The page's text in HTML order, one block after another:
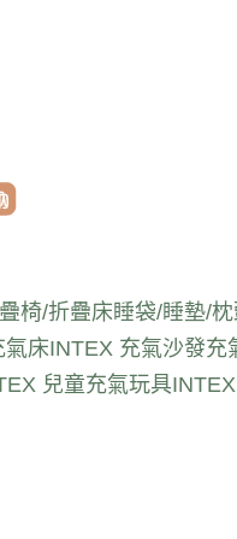
椅/折疊床睡袋/睡墊/
氣床INTEX 充氣沙發充
兒童充氣玩具